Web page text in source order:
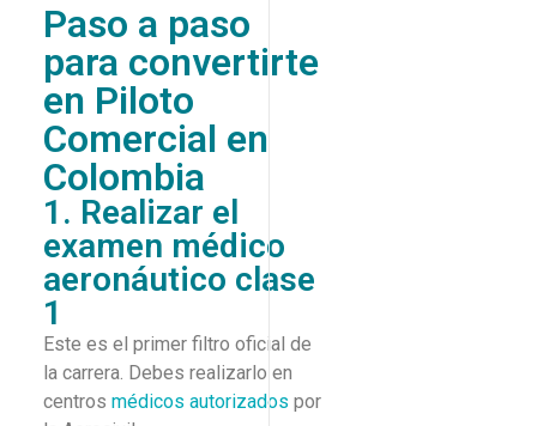
Paso a paso
para convertirte
en Piloto
Comercial en
Colombia
1. Realizar el
examen médico
aeronáutico clase
1
Este es el primer filtro oficial de
la carrera. Debes realizarlo en
centros médicos autorizados por